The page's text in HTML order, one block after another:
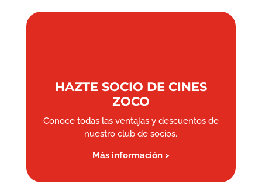
HAZTE SOCIO DE CINES
ZOCO
Conoce todas las ventajas y descuentos de
nuestro club de socios.
Más información >